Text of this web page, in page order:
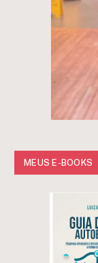
MEUS E-BOOKS